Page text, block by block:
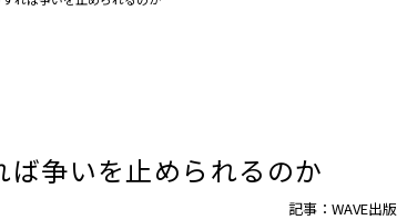
争いを止められるのか
記事：WAVE出版